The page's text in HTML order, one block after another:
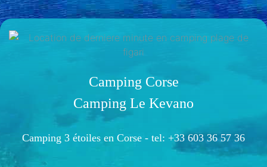
Camping Corse
Camping Le Kevano
Camping 3 étoiles en Corse - tel: +33 603 36 57 36